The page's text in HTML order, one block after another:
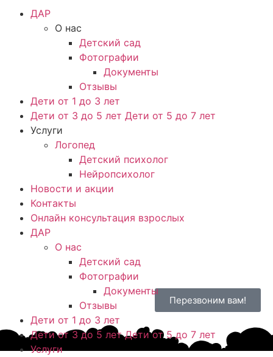
ДАР
О нас
Детский сад
Фотографии
Документы
Отзывы
Дети от 1 до 3 лет
Дети от 3 до 5 лет Дети от 5 до 7 лет
Услуги
Логопед
Детский психолог
Нейропсихолог
Новости и акции
Контакты
Онлайн консультация взрослых
ДАР
О нас
Детский сад
Фотографии
Документы
Отзывы
Дети от 1 до 3 лет
Дети от 3 до 5 лет Дети от 5 до 7 лет
Услуги
Перезвоним вам!